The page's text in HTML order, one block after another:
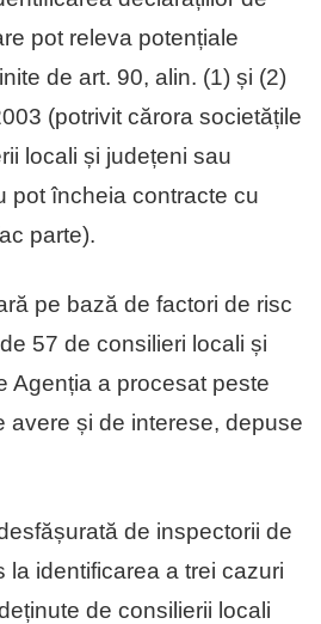
pot releva potențiale
de art. 90, alin. (1) și (2)
(potrivit cărora societățile
locali și județeni sau
pot încheia contracte cu
parte).
pe bază de factori de risc
57 de consilieri locali și
Agenția a procesat peste
avere și de interese, depuse
de inspectorii de
la identificarea a trei cazuri
de consilierii locali